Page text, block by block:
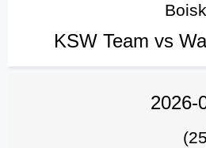
KSW Team vs
2026-